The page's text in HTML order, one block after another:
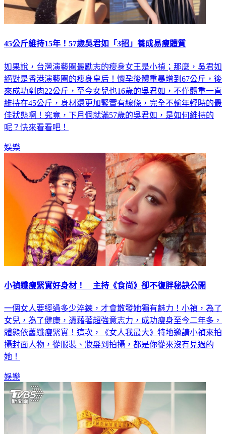
45公斤維持15年！57歲吳君如「3招」養成易瘦體質
如果說，台灣演藝圈最勵志的瘦身女王是小禎；那麼，吳君如
絕對是香港演藝圈的瘦身皇后！懷孕後體重暴增到67公斤，後
來成功剷肉22公斤，至今女兒也16歲的吳君如，不僅體重一直
維持在45公斤，身材還更加緊實有線條，完全不輸年輕時的最
佳狀態啊！究竟，下月個就滿57歲的吳君如，是如何維持的
呢？快來看看吧！
娛樂
小禎纖瘦緊實好身材！ 主持《食尚》卻不復胖秘訣公開
一個女人要經過多少淬鍊，才會散發她獨有魅力！小禎，為了
女兒，為了健康，憑藉著超強意志力，成功瘦身至今二年多，
體態依舊纖瘦緊實！這次，《女人我最大》特地邀請小禎來拍
攝封面人物，從服裝、妝髮到拍攝，都是你從來沒有見過的
她！
娛樂